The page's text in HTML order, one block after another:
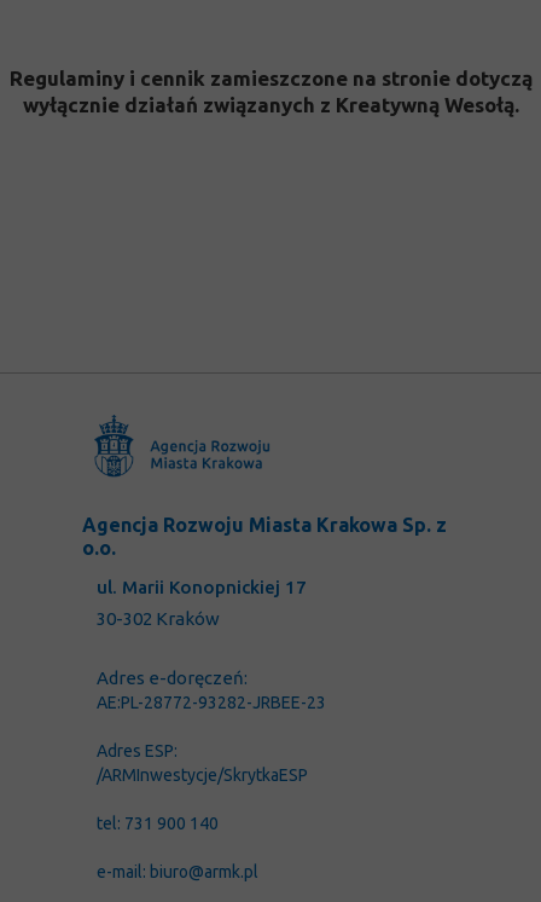
Regulaminy i cennik zamieszczone na stronie dotyczą
wyłącznie działań związanych z Kreatywną Wesołą.
ul. Marii Konopnickiej 17
30-302 Kraków
Adres e-doręczeń:
AE:PL-28772-93282-JRBEE-23
Adres ESP:
/ARMInwestycje/SkrytkaESP
tel: 731 900 140
e-mail: biuro@armk.pl
Agencja Rozwoju Miasta Krakowa Sp. z
o.o.